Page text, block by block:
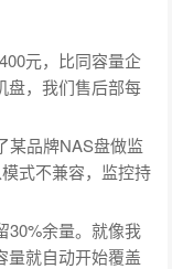
元，比同容量企
盘，我们售后部每
某品牌NAS盘做监
式不兼容，监控持
30%余量。就像我
量就自动开始覆盖